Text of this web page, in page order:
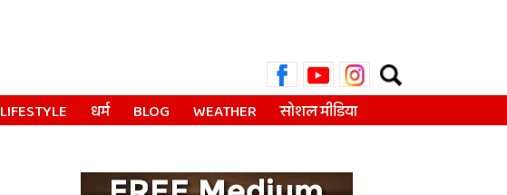
Search
for:
LIFESTYLE धर्म BLOG WEATHER सोशल मीडिया